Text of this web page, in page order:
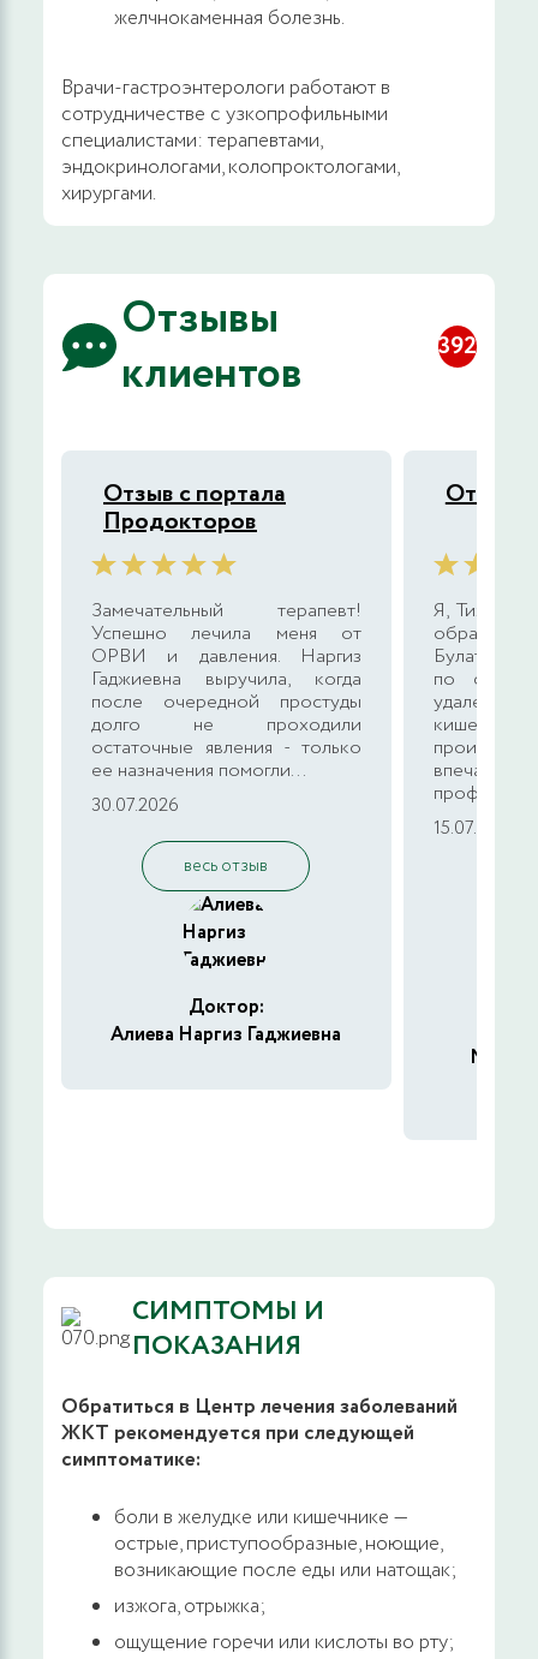
Прием (осмотр, консультация) врача-
колопроктолога повторный, доктора
медицинских наук
2800 руб.
ЗАПИСАТЬСЯ
Прием (осмотр, консультация) врача-
гастроэнтеролога (гепатолога) первичный
2900 руб.
ЗАПИСАТЬСЯ
гастроэнтеролога ведущего специалиста
3100 руб.
ЗАПИСАТЬСЯ
Прием (осмотр, консультация) врача-
колопроктолога первичный, ведущего
специалиста
3100 руб.
ЗАПИСАТЬСЯ
Прием (осмотр, консультация) врача-
колопроктолога повторный, ведущего
специалиста
ЗАПИСАТЬСЯ
Прием (осмотр, консультация) врача-хирурга
первичный, ведущего специалиста
3300 руб.
3300 руб.
ЗАПИСАТЬСЯ
Прием (осмотр, консультация) врача-
гастроэнтеролога первичный, главного
3700 руб.
ЗАПИСАТЬСЯ
гастроэнтеролога повторный, главного
специалиста
3700 руб.
ЗАПИСАТЬСЯ
желчнокаменная болезнь.
Врачи-гастроэнтерологи работают в
сотрудничестве с узкопрофильными
специалистами: терапевтами,
эндокринологами, колопроктологами,
хирургами.
Отзывы
клиентов
392
Отзыв с портала
Продокторов
Замечательный терапевт!
Успешно лечила меня от
ОРВИ и давления. Наргиз
Гаджиевна выручила, когда
после очередной простуды
долго не проходили
остаточные явления - только
ее назначения помогли...
30.07.2026
весь отзыв
Доктор:
Алиева Наргиз Гаджиевна
Отзыв
Я,
по
15.07.2026
СИМПТОМЫ И
ПОКАЗАНИЯ
Обратиться в Центр лечения заболеваний
ЖКТ рекомендуется при следующей
симптоматике:
боли в желудке или кишечнике —
острые, приступообразные, ноющие,
возникающие после еды или натощак;
изжога, отрыжка;
ощущение горечи или кислоты во рту;